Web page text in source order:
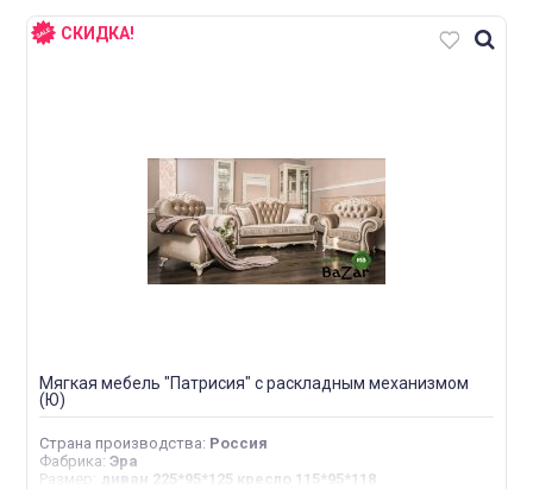
СКИДКА!
Мягкая мебель "Патрисия" с раскладным механизмом
(Ю)
Страна производства: Россия
Фабрика: Эра
Размер : диван 225*95*125 кресло 115*95*118